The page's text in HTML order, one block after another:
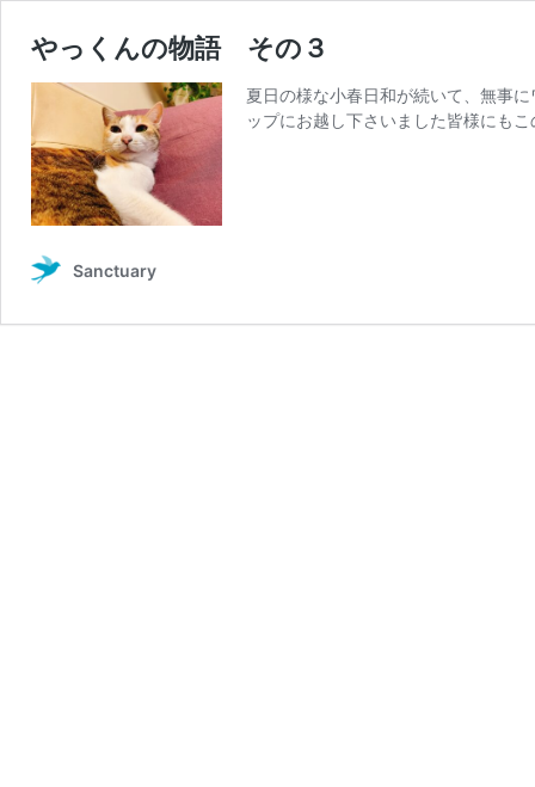
やっくんの物語 その３
夏日の様な小春日和が続いて、無事
ップにお越し下さいました皆様にも
Sanctuary